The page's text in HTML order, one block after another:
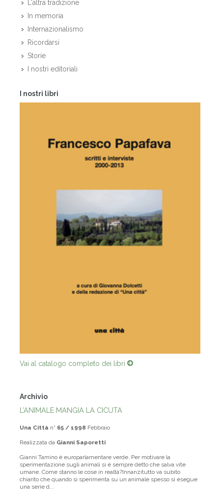
L'altra tradizione
In memoria
Internazionalismo
Ricordarsi
Storie
I nostri editoriali
I nostri libri
Vai al catalogo completo dei libri
Archivio
L’ANIMALE MANGIA LA CICUTA
Una Città n° 65 / 1998 Febbraio
Realizzata da Gianni Saporetti
Gianni Tamino è europarlamentare verde. Per motivare la
sperimentazione sugli animali si è sempre detto che salva vite
umane. Come stanno le cose in realtà?Innanzitutto va subito
chiarito che quando si sperimenta su un animale spesso si esegue
una serie d...